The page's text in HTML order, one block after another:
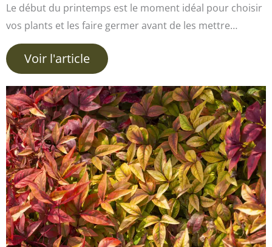
Le début du printemps est le moment idéal pour choisir
vos plants et les faire germer avant de les mettre…
Voir l'article